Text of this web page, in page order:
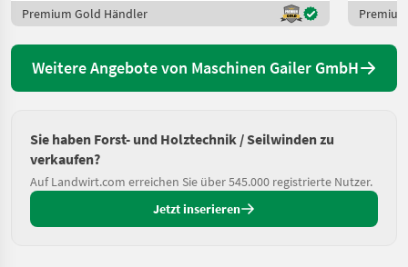
Premium Gold Händler
Weitere Angebote von Maschinen Gailer GmbH
Sie haben Forst- und Holztechnik / Seilwinden zu
verkaufen?
Auf Landwirt.com erreichen Sie über 545.000 registrierte Nutzer.
Jetzt inserieren